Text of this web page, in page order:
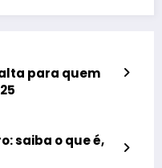
para quem
saiba o que é,